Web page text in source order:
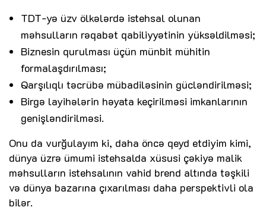
TDT-yə üzv ölkələrdə istehsal olunan
məhsulların rəqabət qabiliyyətinin yüksəldilməsi;
Biznesin qurulması üçün münbit mühitin
formalaşdırılması;
Qarşılıqlı təcrübə mübadiləsinin gücləndirilməsi;
Birgə layihələrin həyata keçirilməsi imkanlarının
genişləndirilməsi.
Onu da vurğulayım ki, daha öncə qeyd etdiyim kimi,
dünya üzrə ümumi istehsalda xüsusi çəkiyə malik
məhsulların istehsalının vahid brend altında təşkili
və dünya bazarına çıxarılması daha perspektivli ola
bilər.